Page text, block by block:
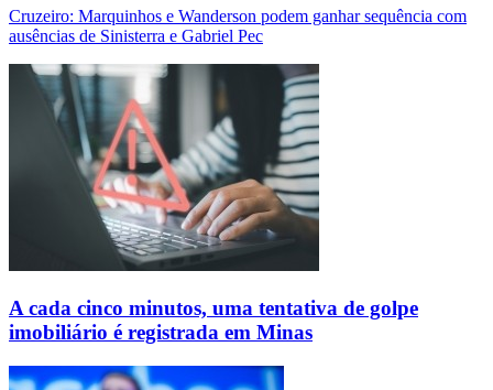
Cruzeiro: Marquinhos e Wanderson podem ganhar sequência com
ausências de Sinisterra e Gabriel Pec
A cada cinco minutos, uma tentativa de golpe
imobiliário é registrada em Minas